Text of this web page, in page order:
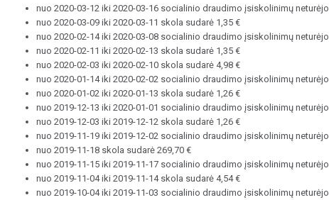
nuo 2020-03-12 iki 2020-03-16 socialinio draudimo įsiskolinimų neturėjo.
nuo 2020-03-09 iki 2020-03-11 skola sudarė 1,35 €
nuo 2020-02-14 iki 2020-03-08 socialinio draudimo įsiskolinimų neturėjo.
nuo 2020-02-11 iki 2020-02-13 skola sudarė 1,35 €
nuo 2020-02-03 iki 2020-02-10 skola sudarė 4,98 €
nuo 2020-01-14 iki 2020-02-02 socialinio draudimo įsiskolinimų neturėjo.
nuo 2020-01-02 iki 2020-01-13 skola sudarė 1,26 €
nuo 2019-12-13 iki 2020-01-01 socialinio draudimo įsiskolinimų neturėjo.
nuo 2019-12-03 iki 2019-12-12 skola sudarė 1,26 €
nuo 2019-11-19 iki 2019-12-02 socialinio draudimo įsiskolinimų neturėjo.
nuo 2019-11-18 skola sudarė 269,70 €
nuo 2019-11-15 iki 2019-11-17 socialinio draudimo įsiskolinimų neturėjo.
nuo 2019-11-04 iki 2019-11-14 skola sudarė 4,54 €
nuo 2019-10-04 iki 2019-11-03 socialinio draudimo įsiskolinimų neturėjo.